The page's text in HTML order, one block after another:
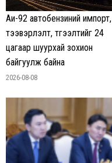
Аи-92 автобензиний импорт,
тээвэрлэлт, түгээлтийг 24
цагаар шуурхай зохион
байгуулж байна
2026-08-08